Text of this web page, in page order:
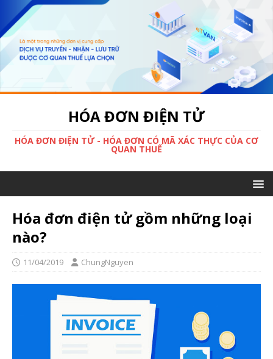
HÓA ĐƠN ĐIỆN TỬ
HÓA ĐƠN ĐIỆN TỬ - HÓA ĐƠN CÓ MÃ XÁC THỰC CỦA CƠ
QUAN THUẾ
Hóa đơn điện tử gồm những loại
nào?
11/04/2019 ChungNguyen